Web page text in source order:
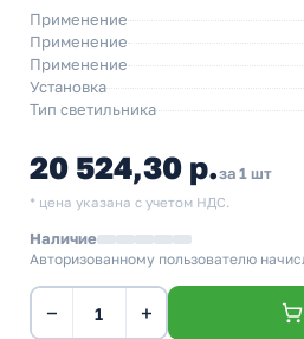
Применение
Применение
Применение
Установка
Тип светильника
20 524,30 р.за 1 шт
* цена указана с учетом НДС.
Наличие
Авторизованному пользователю
− +